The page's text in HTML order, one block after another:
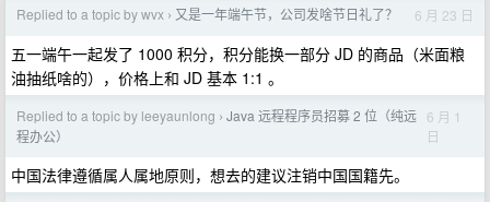
Replied to a topic by wvx › 又是一年端午节，公司发啥节日礼了？ 6 月 23 日
五一端午一起发了 1000 积分，积分能换一部分 JD 的商品（米面粮
油抽纸啥的），价格上和 JD 基本 1:1 。
Replied to a topic by leeyaunlong › Java 远程程序员招募 2 位（纯远
程办公）
6 月 1
日
中国法律遵循属人属地原则，想去的建议注销中国国籍先。